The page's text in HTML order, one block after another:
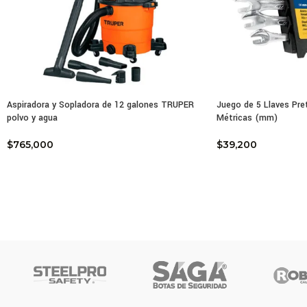
Aspiradora y Sopladora de 12 galones TRUPER
polvo y agua
$765,000
Juego de 5 Llaves
Métricas (mm)
$39,200